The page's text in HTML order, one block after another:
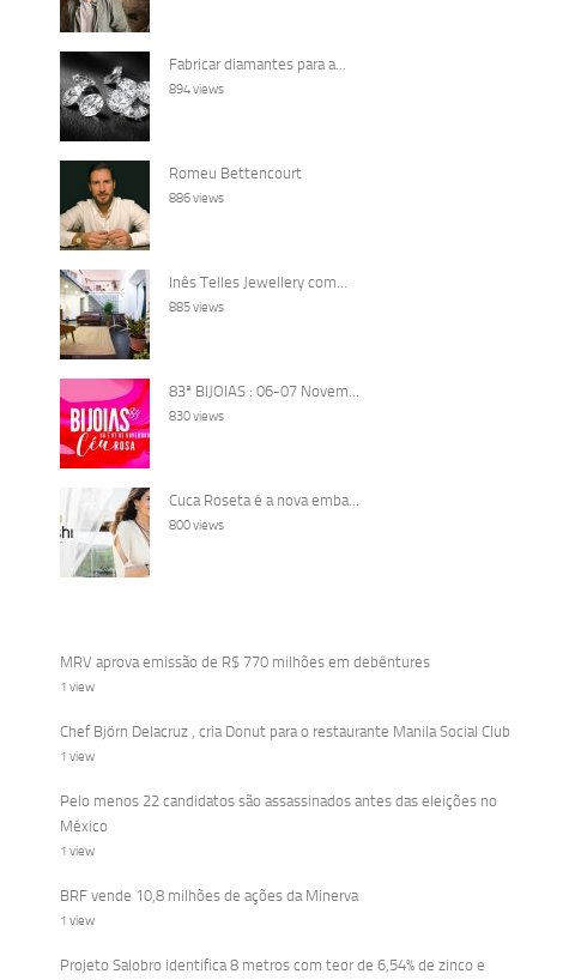
Fabricar diamantes para a...
894 views
Romeu Bettencourt
886 views
Inês Telles Jewellery com...
885 views
83ª BIJOIAS : 06-07 Novem...
830 views
Cuca Roseta é a nova emba...
800 views
MRV aprova emissão de R$ 770 milhões em debêntures
1 view
Chef Björn Delacruz , cria Donut para o restaurante Manila Social Club
1 view
Pelo menos 22 candidatos são assassinados antes das eleições no
México
1 view
BRF vende 10,8 milhões de ações da Minerva
1 view
Projeto Salobro identifica 8 metros com teor de 6,54% de zinco e